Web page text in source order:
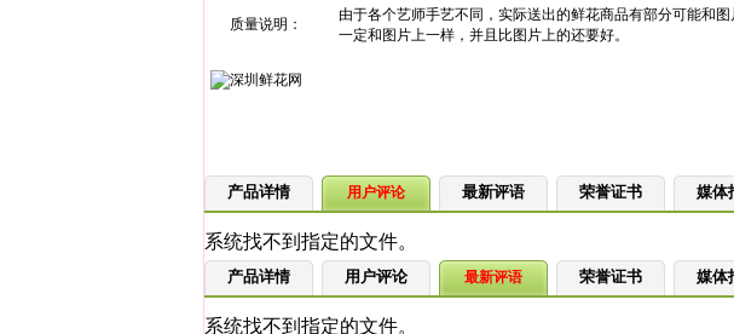
质量说明：
由于各个艺师手艺不同，实际送出的鲜花商品有部分可能和
一定和图片上一样，并且比图片上的还要好。
产品详情 用户评论 最新评语 荣誉证书 媒体
产品详情 用户评论 最新评语 荣誉证书 媒体